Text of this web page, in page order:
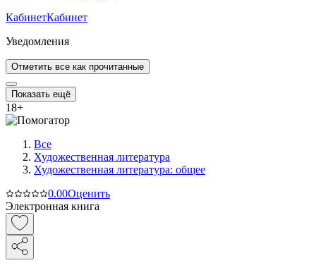
КабинетКабинет
Уведомления
Отметить все как прочитанные
Показать ещё
18+
Все
Художественная литература
Художественная литература: общее
0.00Оценить
Электронная книга